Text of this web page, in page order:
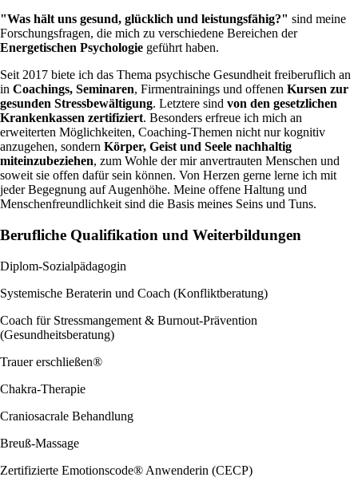
"Was hält uns gesund, glücklich und leistungsfähig?" sind meine
Forschungsfragen, die mich zu verschiedene Bereichen der
Energetischen Psychologie geführt haben.
Seit 2017 biete ich das Thema psychische Gesundheit freiberuflich an
in Coachings, Seminaren, Firmentrainings und offenen Kursen zur
gesunden Stressbewältigung. Letztere sind von den gesetzlichen
Krankenkassen zertifiziert. Besonders erfreue ich mich an
erweiterten Möglichkeiten, Coaching-Themen nicht nur kognitiv
anzugehen, sondern Körper, Geist und Seele nachhaltig
miteinzubeziehen, zum Wohle der mir anvertrauten Menschen und
soweit sie offen dafür sein können. Von Herzen gerne lerne ich mit
jeder Begegnung auf Augenhöhe. Meine offene Haltung und
Menschenfreundlichkeit sind die Basis meines Seins und Tuns.
Berufliche Qualifikation und Weiterbildungen
Diplom-Sozialpädagogin
Systemische Beraterin und Coach (Konfliktberatung)
Coach für Stressmangement & Burnout-Prävention
(Gesundheitsberatung)
Trauer erschließen®
Chakra-Therapie
Craniosacrale Behandlung
Breuß-Massage
Zertifizierte Emotionscode® Anwenderin (CECP)